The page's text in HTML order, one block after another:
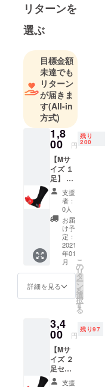
を解決する
サービスを
提供し、社
会に貢献し
ます」を経
営理念に、
ジャンルに
拘らず世の
中のお役に
立てる商品
開発を目指
していま
リターンを
選ぶ
目標金額
未達でも
リターン
が届きま
す(All-in
方式)
1,8
00 円
残り
200
【Mサ
イズ １
足】
支援者
様への
お返し
とし
て、第
一弾で
正式発
売予定
の
「Mサ
イズ 25-
27cm
（希望
格3,000
円）」
を１足
ご提供
しま
す。
※メール
支援
者：
0人
お届
け予
定：
2021
年01
月
詳細を見る
こ
の
リ
タ
ー
ン
を
選
択
す
る
3,4
00 円
残り97
【Mサ
イズ ２
足セッ
ト】支援